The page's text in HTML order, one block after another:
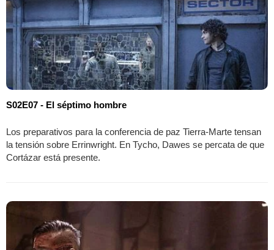
S02E07 - El séptimo hombre
Los preparativos para la conferencia de paz Tierra-Marte tensan
la tensión sobre Errinwright. En Tycho, Dawes se percata de que
Cortázar está presente.